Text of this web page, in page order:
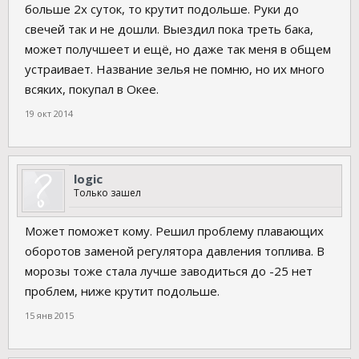
больше 2х суток, то крутит подольше. Руки до
свечей так и не дошли. Выездил пока треть бака,
может получшеет и ещё, но даже так меня в общем
устраивает. Название зелья не помню, но их много
всяких, покупал в Окее.
19 окт 2014
logic
Только зашел
Может поможет кому. Решил проблему плавающих
оборотов заменой регулятора давления топлива. В
морозы тоже стала лучше заводиться до -25 нет
проблем, ниже крутит подольше.
15 янв 2015